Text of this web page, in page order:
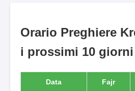
Orario Preghiere
i prossimi 10 giorni
Data Fajr